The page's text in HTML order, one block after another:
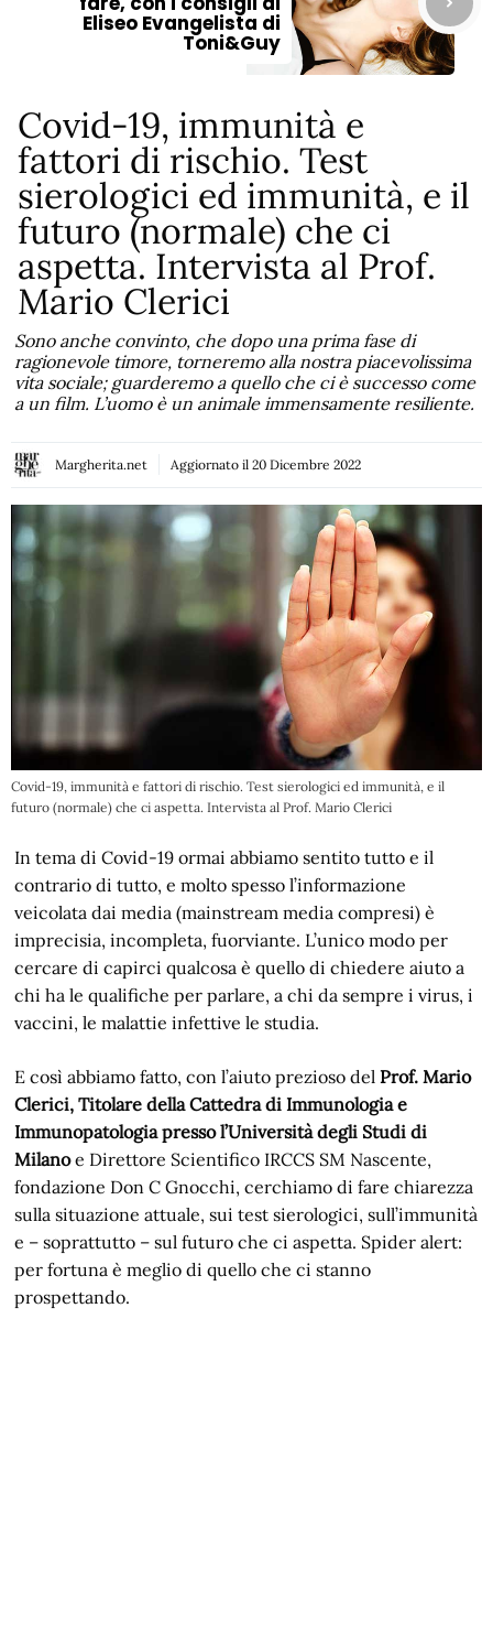
Eliseo Evangelista di
Toni&Guy
Covid-19, immunità e
fattori di rischio. Test
sierologici ed immunità, e il
futuro (normale) che ci
aspetta. Intervista al Prof.
Mario Clerici
Sono anche convinto, che dopo una prima fase di
ragionevole timore, torneremo alla nostra piacevolissima
vita sociale; guarderemo a quello che ci è successo come
a un film. L’uomo è un animale immensamente resiliente.
Margherita.net Aggiornato il 20 Dicembre 2022
Covid-19, immunità e fattori di rischio. Test sierologici ed immunità, e il
futuro (normale) che ci aspetta. Intervista al Prof. Mario Clerici
In tema di Covid-19 ormai abbiamo sentito tutto e il
contrario di tutto, e molto spesso l’informazione
veicolata dai media (mainstream media compresi) è
imprecisia, incompleta, fuorviante. L’unico modo per
cercare di capirci qualcosa è quello di chiedere aiuto a
chi ha le qualifiche per parlare, a chi da sempre i virus, i
vaccini, le malattie infettive le studia.
E così abbiamo fatto, con l’aiuto prezioso delProf. Mario
Clerici, Titolare della Cattedra di Immunologia e
Immunopatologia presso l’Università degli Studi di
Milanoe Direttore Scientifico IRCCS SM Nascente,
fondazione Don C Gnocchi, cerchiamo di fare chiarezza
sulla situazione attuale, sui test sierologici, sull’immunità
e – soprattutto – sul futuro che ci aspetta. Spider alert:
per fortuna è meglio di quello che ci stanno
prospettando.